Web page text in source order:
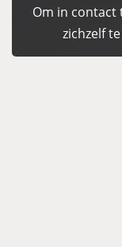
Om in contact
zichzelf